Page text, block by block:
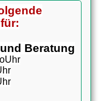
Beratung